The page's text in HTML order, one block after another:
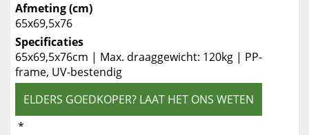
Afmeting (cm)
65x69,5x76
Specificaties
65x69,5x76cm | Max. draaggewicht: 120kg | PP-
frame, UV-bestendig
ELDERS GOEDKOPER? LAAT HET ONS WETEN
*